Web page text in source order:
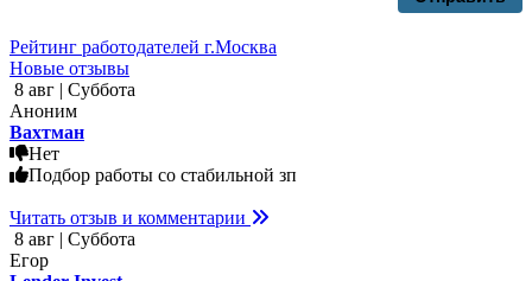
Рейтинг работодателей г.Москва
Новые отзывы
8 авг | Суббота
Аноним
Вахтман
Нет
Подбор работы со стабильной зп
Читать отзыв и комментарии
8 авг | Суббота
Егор